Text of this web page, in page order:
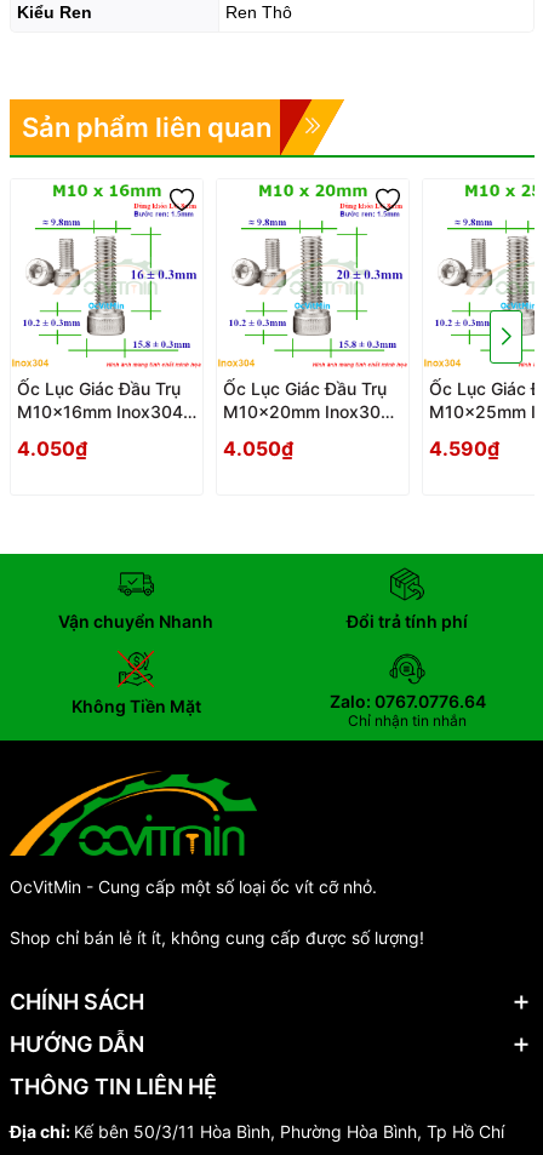
Kiểu Ren Ren Thô
Sản phẩm liên quan
Ốc Lục Giác Đầu Trụ
M10x16mm Inox304 -
4.050₫
Ốc Lục Giác Đầu Trụ
M10x20mm Inox304
4.050₫
Ốc Lục Giác
M10x25mm
4.590₫
Vận chuyển Nhanh Đổi trả tính phí
Không Tiền Mặt Zalo: 0767.0776.64
Chỉ nhận tin nhắn
OcVitMin - Cung cấp một số loại ốc vít cỡ nhỏ.
Shop chỉ bán lẻ ít ít, không cung cấp được số lượng!
CHÍNH SÁCH
HƯỚNG DẪN
THÔNG TIN LIÊN HỆ
Địa chỉ: Kế bên 50/3/11 Hòa Bình, Phường Hòa Bình, Tp Hồ Chí